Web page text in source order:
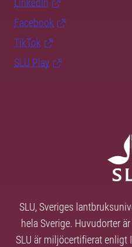
LinkedIn
Facebook
TikTok
SLU Play
SLU, Sveriges
hela Sverige. Huvudorter
SLU är miljöcertifierat enligt